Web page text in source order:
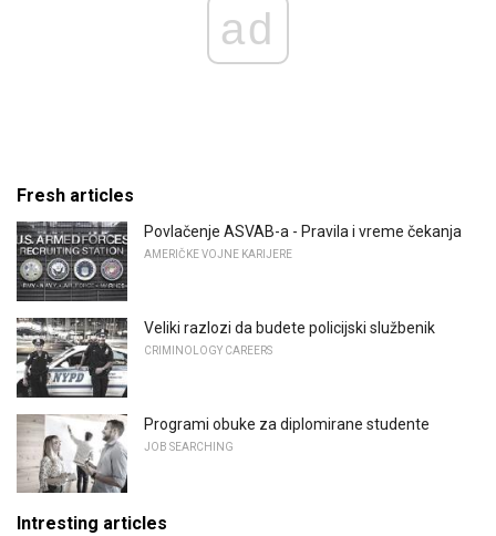
ad
Fresh articles
Povlačenje ASVAB-a - Pravila i vreme čekanja
AMERIČKE VOJNE KARIJERE
Veliki razlozi da budete policijski službenik
CRIMINOLOGY CAREERS
Programi obuke za diplomirane studente
JOB SEARCHING
Intresting articles